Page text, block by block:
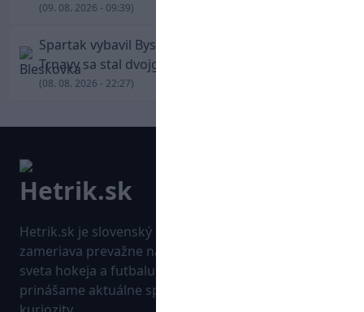
(09. 08. 2026 - 09:39)
Spartak vybavil Bystricu za pár minút: Hrdinom
Trnavy sa stal dvojgólový Polťák
(08. 08. 2026 - 22:27)
Hetrik.sk je slovenský športový portál, ktorý sa
zameriava prevažne na najnovšie informácie zo
sveta hokeja a futbalu. Pravidelne na dennej báze
prinášame aktuálne správy, góly, zaujímavosti a